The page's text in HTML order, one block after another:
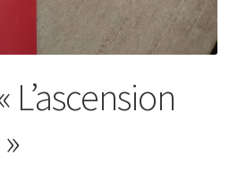
L’ascension